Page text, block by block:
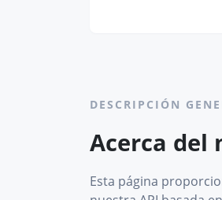
DESCRIPCIÓN
Acerca del
Esta página